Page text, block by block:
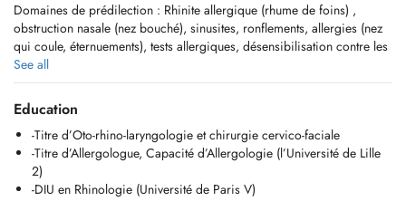
Domaines de prédilection : Rhinite allergique (rhume de foins) ,
obstruction nasale (nez bouché), sinusites, ronflements, allergies (nez
qui coule, éternuements), tests allergiques, désensibilisation contre les
allergies ( graminées, acariens...). Acouphènes, sifflements dans
l'oreille.
Itinéraire GoogleMaps : www.bit.ly/esneuxcentre
Cabiné situé dans le centre d'Esneux, à la Rue sous les roches 86,
avec parking gratuit à proximité. Situé derrière la Rue de la Station à
proximité du passage à niveau. <
See all
Education
-Titre d’Oto-rhino-laryngologie et chirurgie cervico-faciale
-Titre d’Allergologue, Capacité d’Allergologie (l’Université de Lille
2)
-DIU en Rhinologie (Université de Paris V)